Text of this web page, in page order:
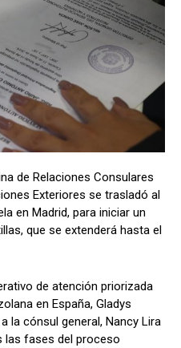
de Relaciones Consulares
Exteriores se trasladó al
en Madrid, para iniciar un
que se extenderá hasta el
de atención priorizada
en España, Gladys
la cónsul general, Nancy Lira
las fases del proceso